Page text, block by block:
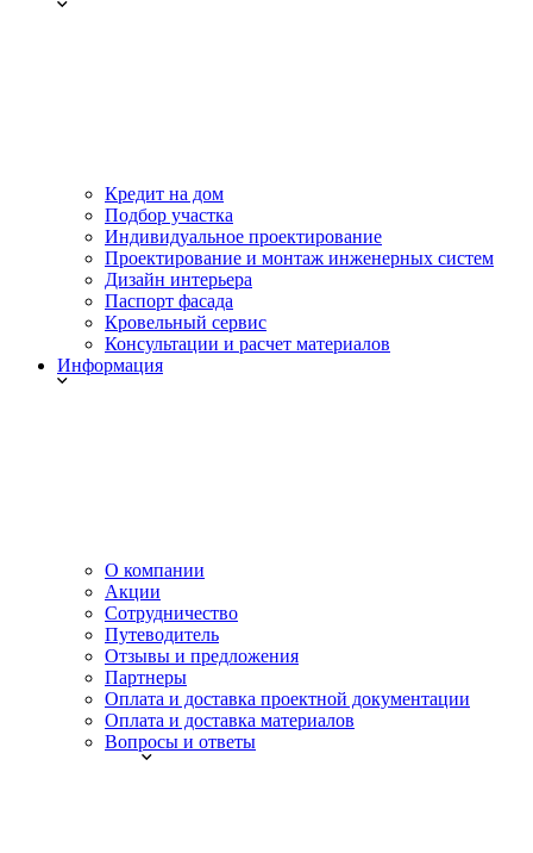
Кредит на дом
Подбор участка
Индивидуальное проектирование
Проектирование и монтаж инженерных систем
Дизайн интерьера
Паспорт фасада
Кровельный сервис
Консультации и расчет материалов
Информация
О компании
Акции
Сотрудничество
Путеводитель
Отзывы и предложения
Партнеры
Оплата и доставка проектной документации
Оплата и доставка материалов
Вопросы и ответы